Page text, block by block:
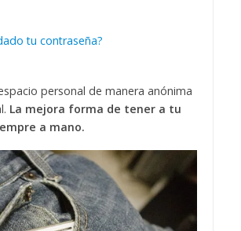
tu contraseña?
personal de manera anónima
La mejora forma de tener a tu
a mano.